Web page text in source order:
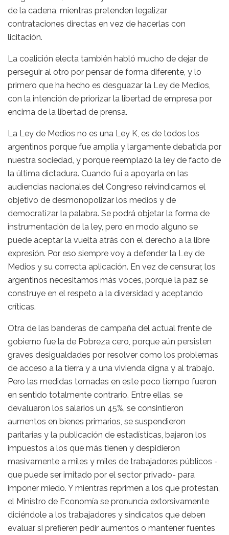
de la cadena, mientras pretenden legalizar
contrataciones directas en vez de hacerlas con
licitación.
La coalición electa también habló mucho de dejar de
perseguir al otro por pensar de forma diferente, y lo
primero que ha hecho es desguazar la Ley de Medios,
con la intención de priorizar la libertad de empresa por
encima de la libertad de prensa.
La Ley de Medios no es una Ley K, es de todos los
argentinos porque fue amplia y largamente debatida por
nuestra sociedad, y porque reemplazó la ley de facto de
la última dictadura. Cuando fui a apoyarla en las
audiencias nacionales del Congreso reivindicamos el
objetivo de desmonopolizar los medios y de
democratizar la palabra. Se podrá objetar la forma de
instrumentaciòn de la ley, pero en modo alguno se
puede aceptar la vuelta atrás con el derecho a la libre
expresión. Por eso siempre voy a defender la Ley de
Medios y su correcta aplicación. En vez de censurar, los
argentinos necesitamos más voces, porque la paz se
construye en el respeto a la diversidad y aceptando
críticas.
Otra de las banderas de campaña del actual frente de
gobierno fue la de Pobreza cero, porque aún persisten
graves desigualdades por resolver como los problemas
de acceso a la tierra y a una vivienda digna y al trabajo.
Pero las medidas tomadas en este poco tiempo fueron
en sentido totalmente contrario. Entre ellas, se
devaluaron los salarios un 45%, se consintieron
aumentos en bienes primarios, se suspendieron
paritarias y la publicación de estadísticas, bajaron los
impuestos a los que más tienen y despidieron
masivamente a miles y miles de trabajadores públicos -
que puede ser imitado por el sector privado- para
imponer miedo. Y mientras reprimen a los que protestan,
el Ministro de Economía se pronuncia extorsivamente
diciéndole a los trabajadores y sindicatos que deben
evaluar si prefieren pedir aumentos o mantener fuentes